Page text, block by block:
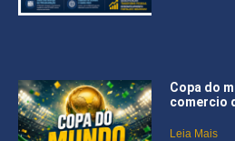
Copa do
comercio
Leia Mais